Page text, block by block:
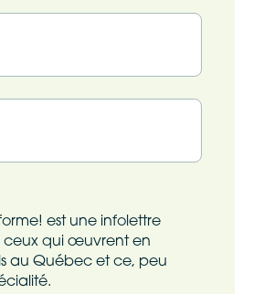
est une infolettre
ceux qui œuvrent en
au Québec et ce, peu